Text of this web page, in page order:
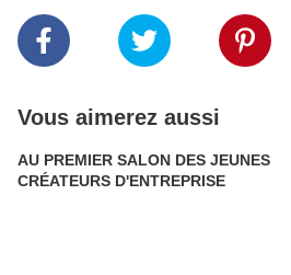
Vous aimerez aussi
AU PREMIER SALON DES JEUNES
CRÉATEURS D'ENTREPRISE